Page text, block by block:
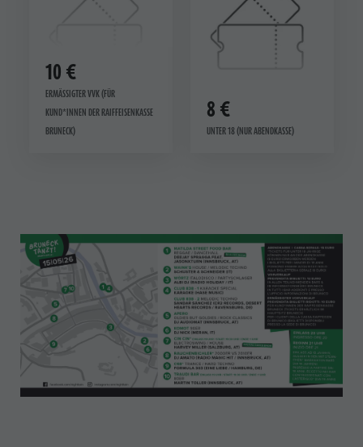
10 €
ERMÄSSIGTER VVK (FÜR K
UND*INNEN DER RAIFFEISENKASSE B
RUNECK)
8 €
UNTER 18 (NUR ABENDKASSE)